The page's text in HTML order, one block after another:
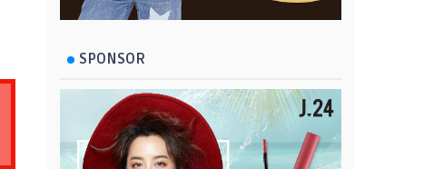
SPONSOR